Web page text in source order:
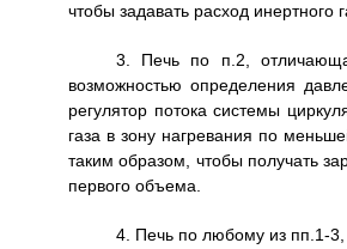
чтобы задавать расход
3. Печь по п.2,
возможностью определения
регулятор потока системы
газа в зону нагревания по
таким образом, чтобы получать
первого объема.
4. Печь по любому из пп.1-3,